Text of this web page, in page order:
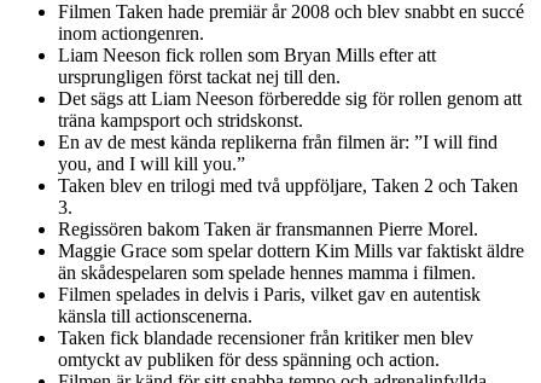
Filmen Taken hade premiär år 2008 och blev snabbt en succé
inom actiongenren.
Liam Neeson fick rollen som Bryan Mills efter att
ursprungligen först tackat nej till den.
Det sägs att Liam Neeson förberedde sig för rollen genom att
träna kampsport och stridskonst.
En av de mest kända replikerna från filmen är: ”I will find
you, and I will kill you.”
Taken blev en trilogi med två uppföljare, Taken 2 och Taken
3.
Regissören bakom Taken är fransmannen Pierre Morel.
Maggie Grace som spelar dottern Kim Mills var faktiskt äldre
än skådespelaren som spelade hennes mamma i filmen.
Filmen spelades in delvis i Paris, vilket gav en autentisk
känsla till actionscenerna.
Taken fick blandade recensioner från kritiker men blev
omtyckt av publiken för dess spänning och action.